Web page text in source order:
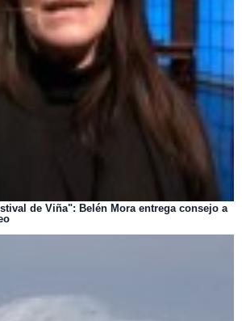
de Viña": Belén Mora entrega consejo a